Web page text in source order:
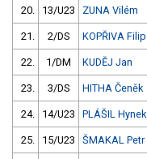
20. 13/U23 ZUNA Vilém
21. 2/DS KOPŘIVA Filip
22. 1/DM KUDĚJ Jan
23. 3/DS HITHA Čeněk
24. 14/U23 PLÁŠIL Hynek
25. 15/U23 ŠMAKAL Petr